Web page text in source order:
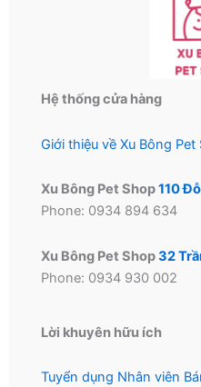
Hệ thống cửa hàng
Giới thiệu về Xu Bông Pet
Xu Bông Pet Shop110
Phone: 0934 894 634
Xu Bông Pet Shop32
Phone: 0934 930 002
Lời khuyên hữu ích
Tuyển dụng Nhân viên